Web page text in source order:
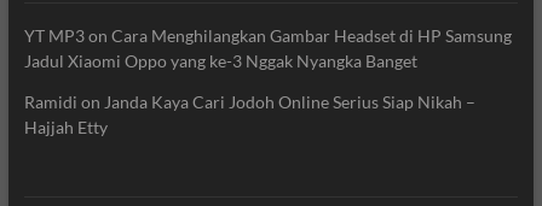
YT MP3on Cara Menghilangkan Gambar Headset di HP Samsung
Jadul Xiaomi Oppo yang ke-3 Nggak Nyangka Banget
Ramidi on Janda Kaya Cari Jodoh Online Serius Siap Nikah –
Hajjah Etty